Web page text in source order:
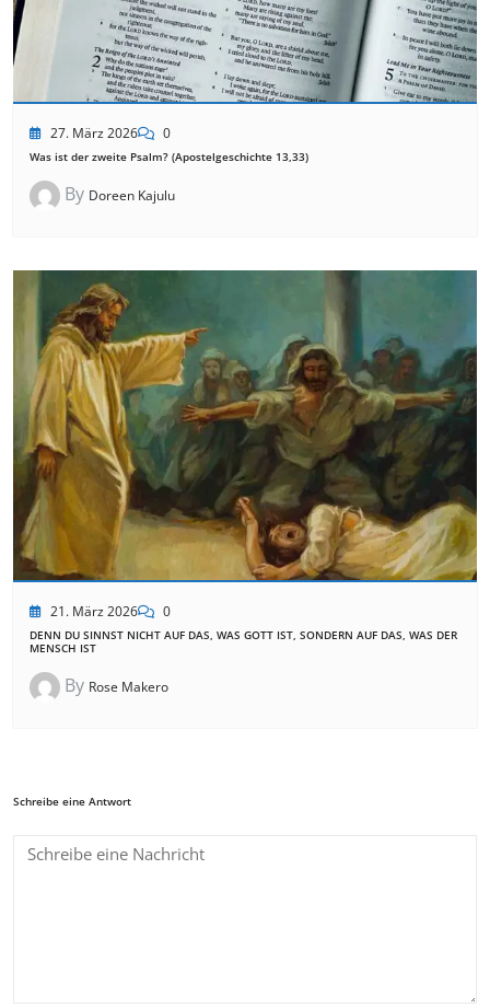
27. März 2026 0
Was ist der zweite Psalm? (Apostelgeschichte 13,33)
By Doreen Kajulu
21. März 2026 0
DENN DU SINNST NICHT AUF DAS, WAS GOTT IST, SONDERN AUF DAS, WAS DER
MENSCH IST
By Rose Makero
Schreibe eine Antwort